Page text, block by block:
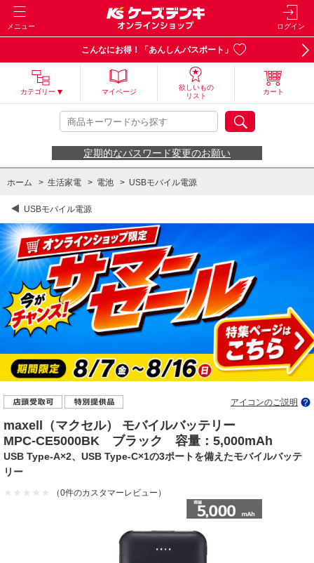
メニュー ログイン
こんなにお得！「あんしんパスポート」
カテゴリー マイページ
欲しいもの
リスト
カート
定期的なパスワード変更のお願い
ホーム > 生活家電 > 電池 > USBモバイル電源
USBモバイル電源
アイコンのご説明
maxell（マクセル） モバイルバッテリー
MPC-CE5000BK ブラック 容量：5,000mAh
USB Type-A×2、USB Type-C×1の3ポートを備えたモバイルバッテ
リー
（0件のカスタマーレビュー）